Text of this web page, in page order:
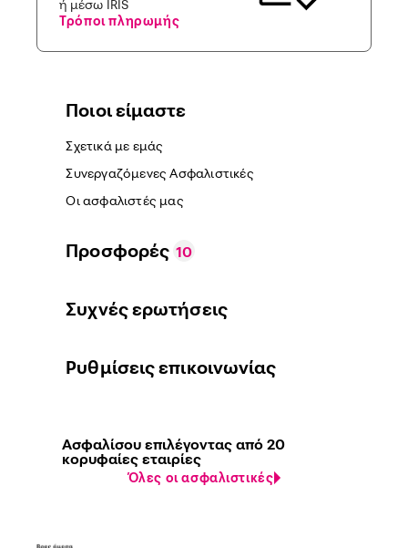
Ποιοι είμαστε
Σχετικά με εμάς
Συνεργαζόμενες Ασφαλιστικές
Οι ασφαλιστές μας
Προσφορές 10
Συχνές ερωτήσεις
Ρυθμίσεις επικοινωνίας
Ασφαλίσου επιλέγοντας από 20
κορυφαίες εταιρίες
Όλες οι ασφαλιστικές
ή μέσω IRIS
Τρόποι πληρωμής